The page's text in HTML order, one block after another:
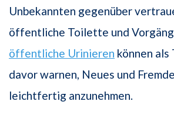
Unbekannten gegenüber
öffentliche Toilette und
öffentliche Urinieren können als
davor warnen, Neues und
leichtfertig anzunehmen.